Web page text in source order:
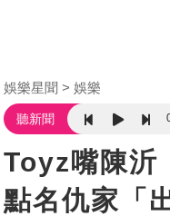
娛樂星聞 娛樂
聽新聞
Toyz嘴陳
點名仇家「